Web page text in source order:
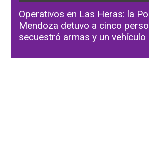
Operativos en Las Heras: la
Mendoza detuvo a cinco
secuestró armas y un